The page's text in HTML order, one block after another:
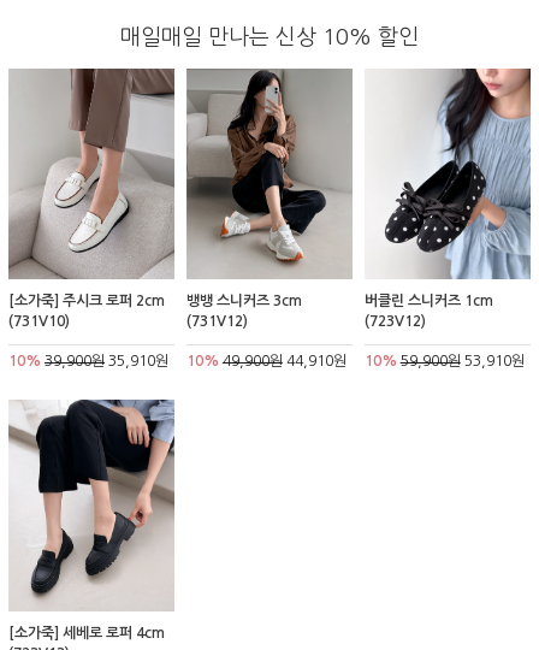
매일매일 만나는 신상 10% 할인
[소가죽] 주시크 로퍼 2cm
(731V10)
10% 39,900원 35,910원
뱅뱅 스니커즈 3cm
(731V12)
10% 49,900원44,910원
버클린 스니커즈 1cm
(723V12)
10% 59,900원53,910원
[소가죽] 세베로 로퍼 4cm